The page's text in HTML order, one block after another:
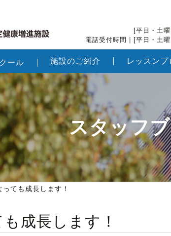
[平日・土
電話受付時間 | [平日・土
ール 施設のご紹介 レッスンプ
ても成長します！
スタッフ
成長します！